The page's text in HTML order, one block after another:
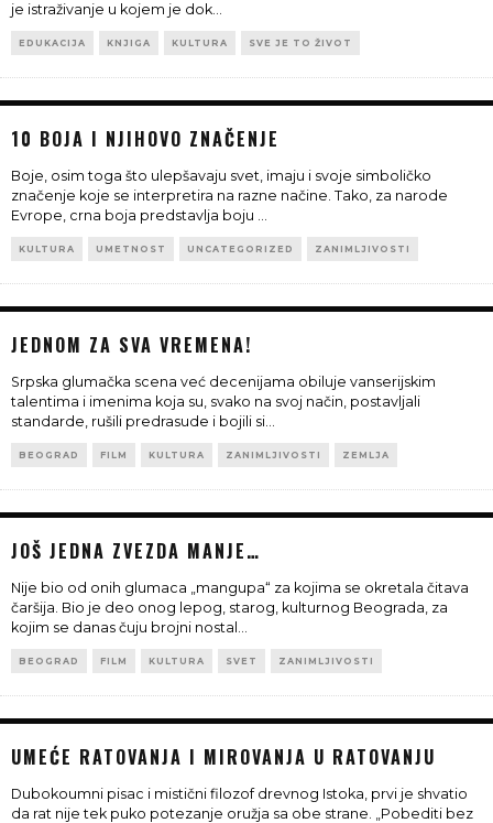
je istraživanje u kojem je dok...
EDUKACIJA KNJIGA KULTURA SVE JE TO ŽIVOT
10 BOJA I NJIHOVO ZNAČENJE
Boje, osim toga što ulepšavaju svet, imaju i svoje simboličko
značenje koje se interpretira na razne načine. Tako, za narode
Evrope, crna boja predstavlja boju ...
KULTURA UMETNOST UNCATEGORIZED ZANIMLJIVOSTI
JEDNOM ZA SVA VREMENA!
Srpska glumačka scena već decenijama obiluje vanserijskim
talentima i imenima koja su, svako na svoj način, postavljali
standarde, rušili predrasude i bojili si...
BEOGRAD FILM KULTURA ZANIMLJIVOSTI ZEMLJA
JOŠ JEDNA ZVEZDA MANJE…
Nije bio od onih glumaca „mangupa“ za kojima se okretala čitava
čaršija. Bio je deo onog lepog, starog, kulturnog Beograda, za
kojim se danas čuju brojni nostal ...
BEOGRAD FILM KULTURA SVET ZANIMLJIVOSTI
UMEĆE RATOVANJA I MIROVANJA U RATOVANJU
Dubokoumni pisac i mistični filozof drevnog Istoka, prvi je shvatio
da rat nije tek puko potezanje oružja sa obe strane. „Pobediti bez